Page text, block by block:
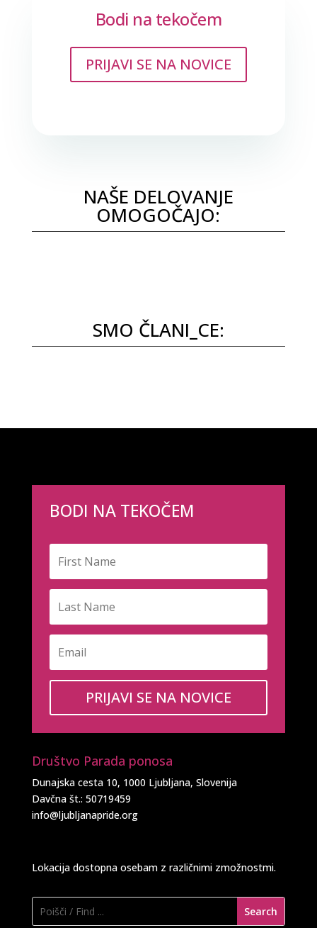
Bodi na tekočem
PRIJAVI SE NA NOVICE
NAŠE DELOVANJE
OMOGOČAJO:
SMO ČLANI_CE:
BODI NA TEKOČEM
PRIJAVI SE NA NOVICE
Društvo Parada ponosa
Dunajska cesta 10, 1000 Ljubljana, Slovenija
Davčna št.: 50719459
info@ljubljanapride.org
Lokacija dostopna osebam z različnimi zmožnostmi.